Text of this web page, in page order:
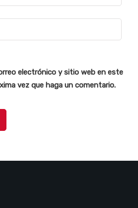
electrónico y sitio web en este
vez que haga un comentario.